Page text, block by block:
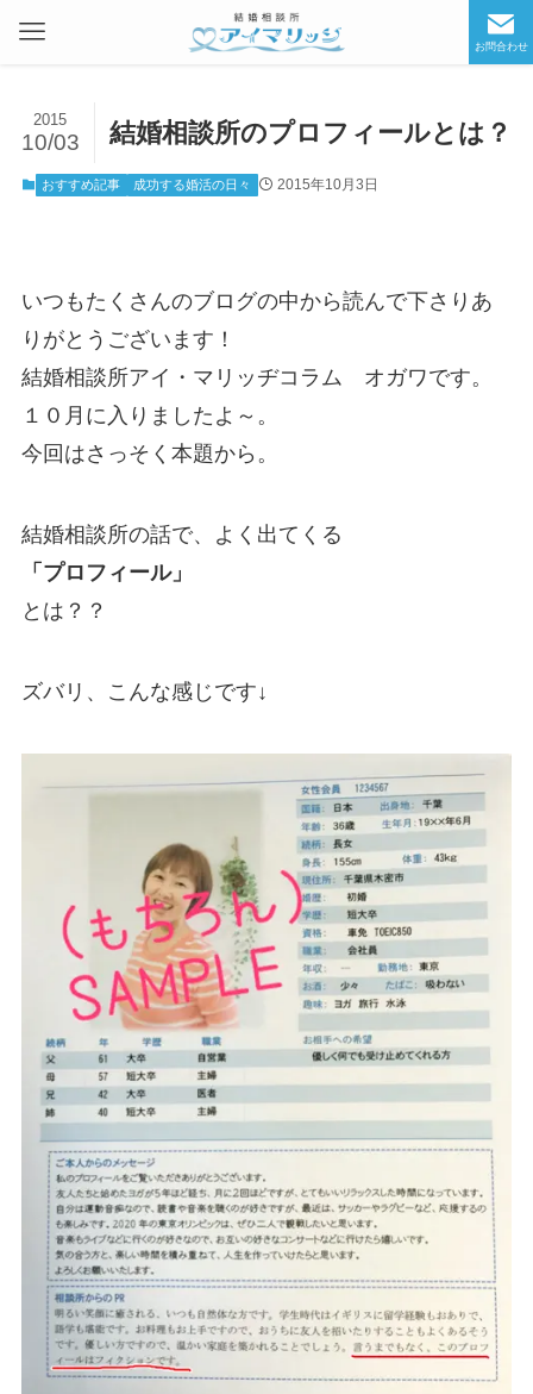
お問合わせ
結婚相談所のプロフィールとは？
2015
10/03
おすすめ記事 成功する婚活の日々 2015年10月3日
いつもたくさんのブログの中から読んで下さりあ
りがとうございます！
結婚相談所アイ・マリッヂコラム オガワです。
１０月に入りましたよ～。
今回はさっそく本題から。
結婚相談所の話で、よく出てくる
「プロフィール」
とは？？
ズバリ、こんな感じです↓